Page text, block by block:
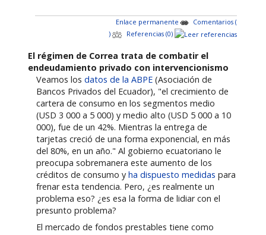
Enlace permanente
Comentarios (
)
Referencias (0)
El régimen de Correa trata de combatir el
endeudamiento privado con intervencionismo
Veamos losdatos de la ABPE (Asociación de
Bancos Privados del Ecuador), "el crecimiento de
cartera de consumo en los segmentos medio
(USD 3 000 a 5 000) y medio alto (USD 5 000 a 10
000), fue de un 42%. Mientras la entrega de
tarjetas creció de una forma exponencial, en más
del 80%, en un año." Al gobierno ecuatoriano le
preocupa sobremanera este aumento de los
créditos de consumo yha dispuesto medidas para
frenar esta tendencia. Pero, ¿es realmente un
problema eso? ¿es esa la forma de lidiar con el
presunto problema?
El mercado de fondos prestables tiene como